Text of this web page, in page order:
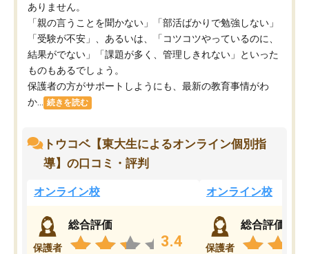
ありません。
「親の言うことを聞かない」「部活ばかりで勉強しない」
「受験が不安」、あるいは、「コツコツやっているのに、
結果がでない」「課題が多く、管理しきれない」といった
ものもあるでしょう。
保護者の方がサポートしようにも、最新の教育事情がわ
か...
続きを読む
トウコベ【東大生によるオンライン個別指
導】の口コミ・評判
オンライン校
保護者
総合評価
3.4
オンライン校
保護者
総合評価